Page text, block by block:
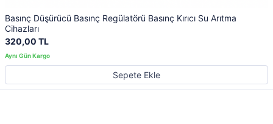
Basınç Düşürücü Basınç Regülatörü Basınç Kırıcı Su Arıtma
Cihazları
320,00 TL
Sepete Ekle